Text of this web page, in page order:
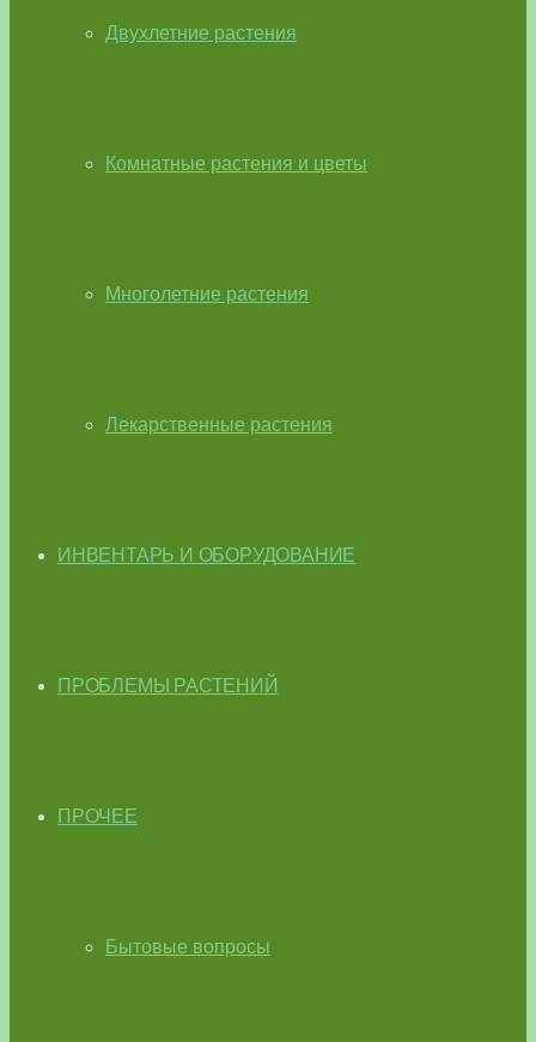
Двухлетние растения
Комнатные растения и цветы
Многолетние растения
Лекарственные растения
ИНВЕНТАРЬ И ОБОРУДОВАНИЕ
ПРОБЛЕМЫ РАСТЕНИЙ
ПРОЧЕЕ
Бытовые вопросы